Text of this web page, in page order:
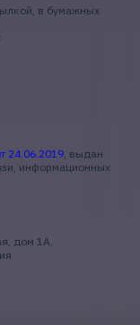
в бумажных
24.06.2019, выдан
информационных
дом 1А,